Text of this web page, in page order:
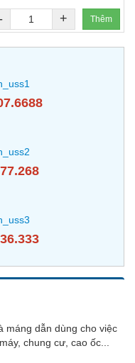
+ Thêm
máng dẫn dùng cho việc
chung cư, cao ốc...